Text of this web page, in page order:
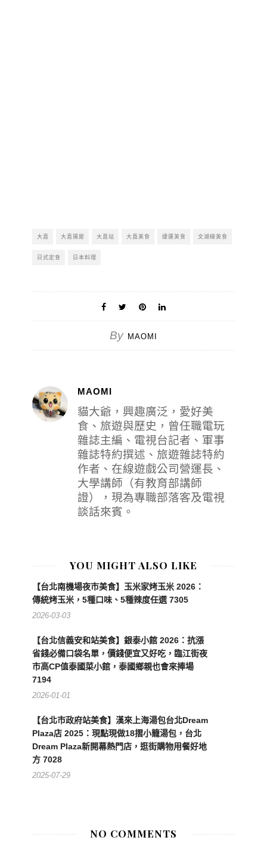
大直 大直揚屋 大直站 大直美食 捷運美食 文湖線美食
日式定食 日本料理
By MAOMI
MAOMI
貓大爺，興趣廣泛，愛好美
食、旅遊與歷史，曾任職電玩
雜誌主編、電視台記者、軍事
雜誌特約撰述、旅遊雜誌特約
作者、在線遊戲公司營運長、
大學講師（有教育部講師
證），現為專職部落客及電視
談話來賓。
YOU MIGHT ALSO LIKE
【台北南機場夜市美食】玉米家烤玉米 2026：
傳統烤玉米，5種口味、5種辣度任選 7305
2026-03-03
【台北信義安和站美食】銀泰小館 2026：抗漲
省錢必備口袋名單，價錢便宜又好吃，臨江街夜
市高CP值泰國菜小館，泰國鄉親也會來捧場
7194
2026-01-01
【台北市政府站美食】漢來上海湯包台北Dream
Plaza店 2025：現點現做18摺小籠湯包，台北
Dream Plaza新開幕熱門店，逛街購物用餐好地
方 7028
2025-07-29
NO COMMENTS